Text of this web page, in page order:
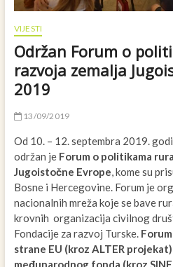
VIJESTI
Održan Forum o
razvoja zemalja
2019
13/09/2019
Od 10. – 12. septembra 2019.
održan je Forum o politikama
Jugoistočne Evrope, kome su
Bosne i Hercegovine. Forum je
nacionalnih mreža koje se bave
krovnih organizacija civilnog
Fondacije za razvoj Turske.
strane EU (kroz ALTER